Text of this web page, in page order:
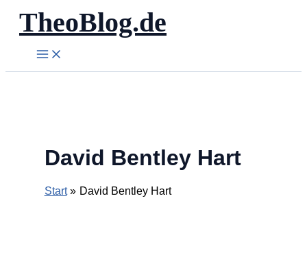
Zum
Inhalt
springen
TheoBlog.de
David Bentley Hart
Start David Bentley Hart